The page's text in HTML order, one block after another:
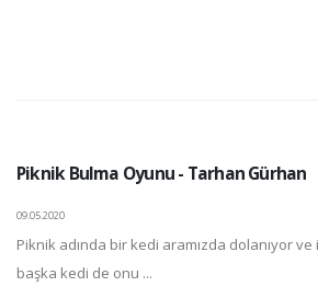
Piknik Bulma Oyunu - Tarhan Gürhan
09.05.2020
Piknik adında bir kedi aramızda dolanıyor ve
başka kedi de onu ...